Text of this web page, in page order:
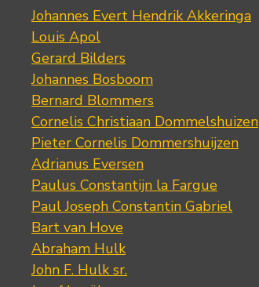
Johannes Evert Hendrik Akkeringa
Louis Apol
Gerard Bilders
Johannes Bosboom
Bernard Blommers
Cornelis Christiaan Dommelshuizen
Pieter Cornelis Dommershuijzen
Adrianus Eversen
Paulus Constantijn la Fargue
Paul Joseph Constantin Gabriel
Bart van Hove
Abraham Hulk
John F. Hulk sr.